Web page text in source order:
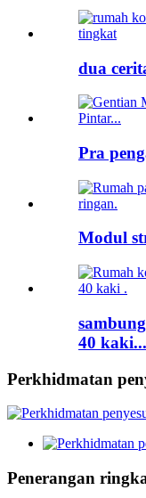
dua
Pra
Modul
40 kaki...
Perkhidmatan
Penerangan